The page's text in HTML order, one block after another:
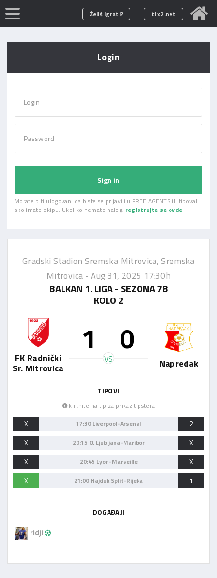
Želiš igrati? t1x2.net
Login
Login
Password
Sign in
Morate biti ulogovani da biste se prijavili u FREE AGENTS ili tipovali
ako imate ekipu. Ukoliko nemate nalog, registrujte se ovde.
Gradski Stadion Sremska Mitrovica, Sremska
Mitrovica -Aug 31, 2025 17:30h
BALKAN 1. LIGA - SEZONA 78
KOLO 2
FK Radnički
Sr. Mitrovica
1 0
VS Napredak
TIPOVI
kliknite na tip za prikaz tipstera
X 17:30 Liverpool-Arsenal
2
X
20:15 O. Ljubljana-Maribor
X
X
20:45 Lyon-Marseille
X
X
21:00 Hajduk Split-Rijeka 1
DOGAĐAJI
ridji